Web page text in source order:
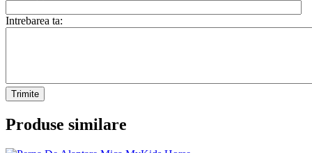
Intrebarea ta:
Trimite
Produse similare